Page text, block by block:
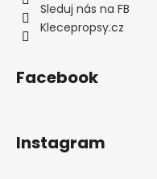
Sleduj nás na FB
Klecepropsy.cz
Facebook
Instagram